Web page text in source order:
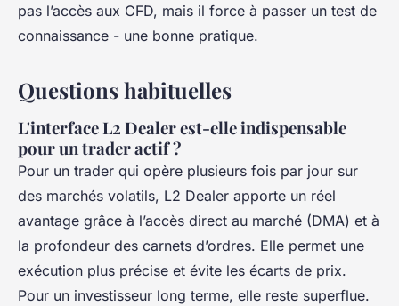
pas l’accès aux CFD, mais il force à passer un test de
connaissance - une bonne pratique.
Questions habituelles
L'interface L2 Dealer est-elle indispensable
pour un trader actif ?
Pour un trader qui opère plusieurs fois par jour sur
des marchés volatils, L2 Dealer apporte un réel
avantage grâce à l’accès direct au marché (DMA) et à
la profondeur des carnets d’ordres. Elle permet une
exécution plus précise et évite les écarts de prix.
Pour un investisseur long terme, elle reste superflue.